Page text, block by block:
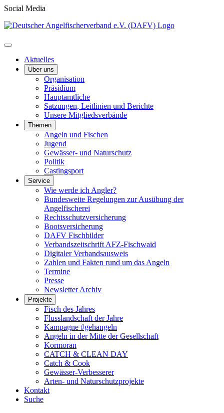
Social Media
Aktuelles
Über uns
Organisation
Präsidium
Hauptamtliche
Satzungen, Leitlinien und Berichte
Unsere Mitgliedsverbände
Themen
Angeln und Fischen
Jugend
Gewässer- und Naturschutz
Politik
Castingsport
Service
Wie werde ich Angler?
Bundesweite Regelungen zur Ausübung der
Angelfischerei
Rechtsschutzversicherung
Bootsversicherung
DAFV Fischbilder
Verbandszeitschrift AFZ-Fischwaid
Digitaler Verbandsausweis
Zahlen und Fakten rund um das Angeln
Termine
Presse
Newsletter Archiv
Projekte
Fisch des Jahres
Flusslandschaft der Jahre
Kampagne #gehangeln
Angeln in der Mitte der Gesellschaft
Kormoran
CATCH & CLEAN DAY
Catch & Cook
Gewässer-Verbesserer
Arten- und Naturschutzprojekte
Kontakt
Suche